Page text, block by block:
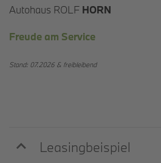
Autohaus ROLF HORN
Freude am Service
Stand: 07.2026 & freibleibend
Leasingbeispiel